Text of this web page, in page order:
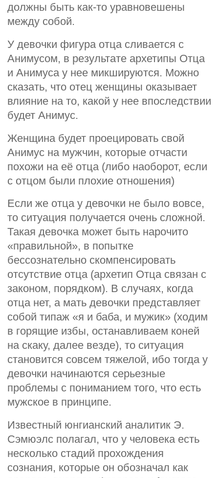
должны быть как-то уравновешены
между собой.
У девочки фигура отца сливается с
Анимусом, в результате архетипы Отца
и Анимуса у нее микшируются. Можно
сказать, что отец женщины оказывает
влияние на то, какой у нее впоследствии
будет Анимус.
Женщина будет проецировать свой
Анимус на мужчин, которые отчасти
похожи на её отца (либо наоборот, если
с отцом были плохие отношения)
Если же отца у девочки не было вовсе,
то ситуация получается очень сложной.
Такая девочка может быть нарочито
«правильной», в попытке
бессознательно скомпенсировать
отсутствие отца (архетип Отца связан с
законом, порядком). В случаях, когда
отца нет, а мать девочки представляет
собой типаж «я и баба, и мужик» (ходим
в горящие избы, останавливаем коней
на скаку, далее везде), то ситуация
становится совсем тяжелой, ибо тогда у
девочки начинаются серьезные
проблемы с пониманием того, что есть
мужское в принципе.
Известный юнгианский аналитик Э.
Сэмюэлс полагал, что у человека есть
несколько стадий прохождения
сознания, которые он обозначал как